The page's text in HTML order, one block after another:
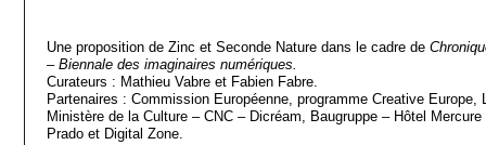
Une proposition de Zinc et Seconde Nature dans le cadre de
– Biennale des imaginaires numériques.
Curateurs : Mathieu Vabre et Fabien Fabre.
Partenaires : Commission Européenne, programme Creative Europe,
Ministère de la Culture – CNC – Dicréam, Baugruppe – Hôtel Mercure
Prado et Digital Zone.